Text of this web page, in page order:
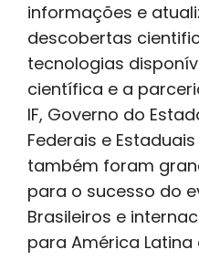
informações e
descobertas
tecnologias
científica e a
IF, Governo do
Federais e
também foram
para o sucesso do
Brasileiros e
para América